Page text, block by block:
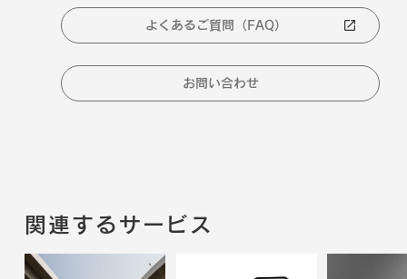
よくあるご質問（FAQ）
お問い合わせ
関連するサービス